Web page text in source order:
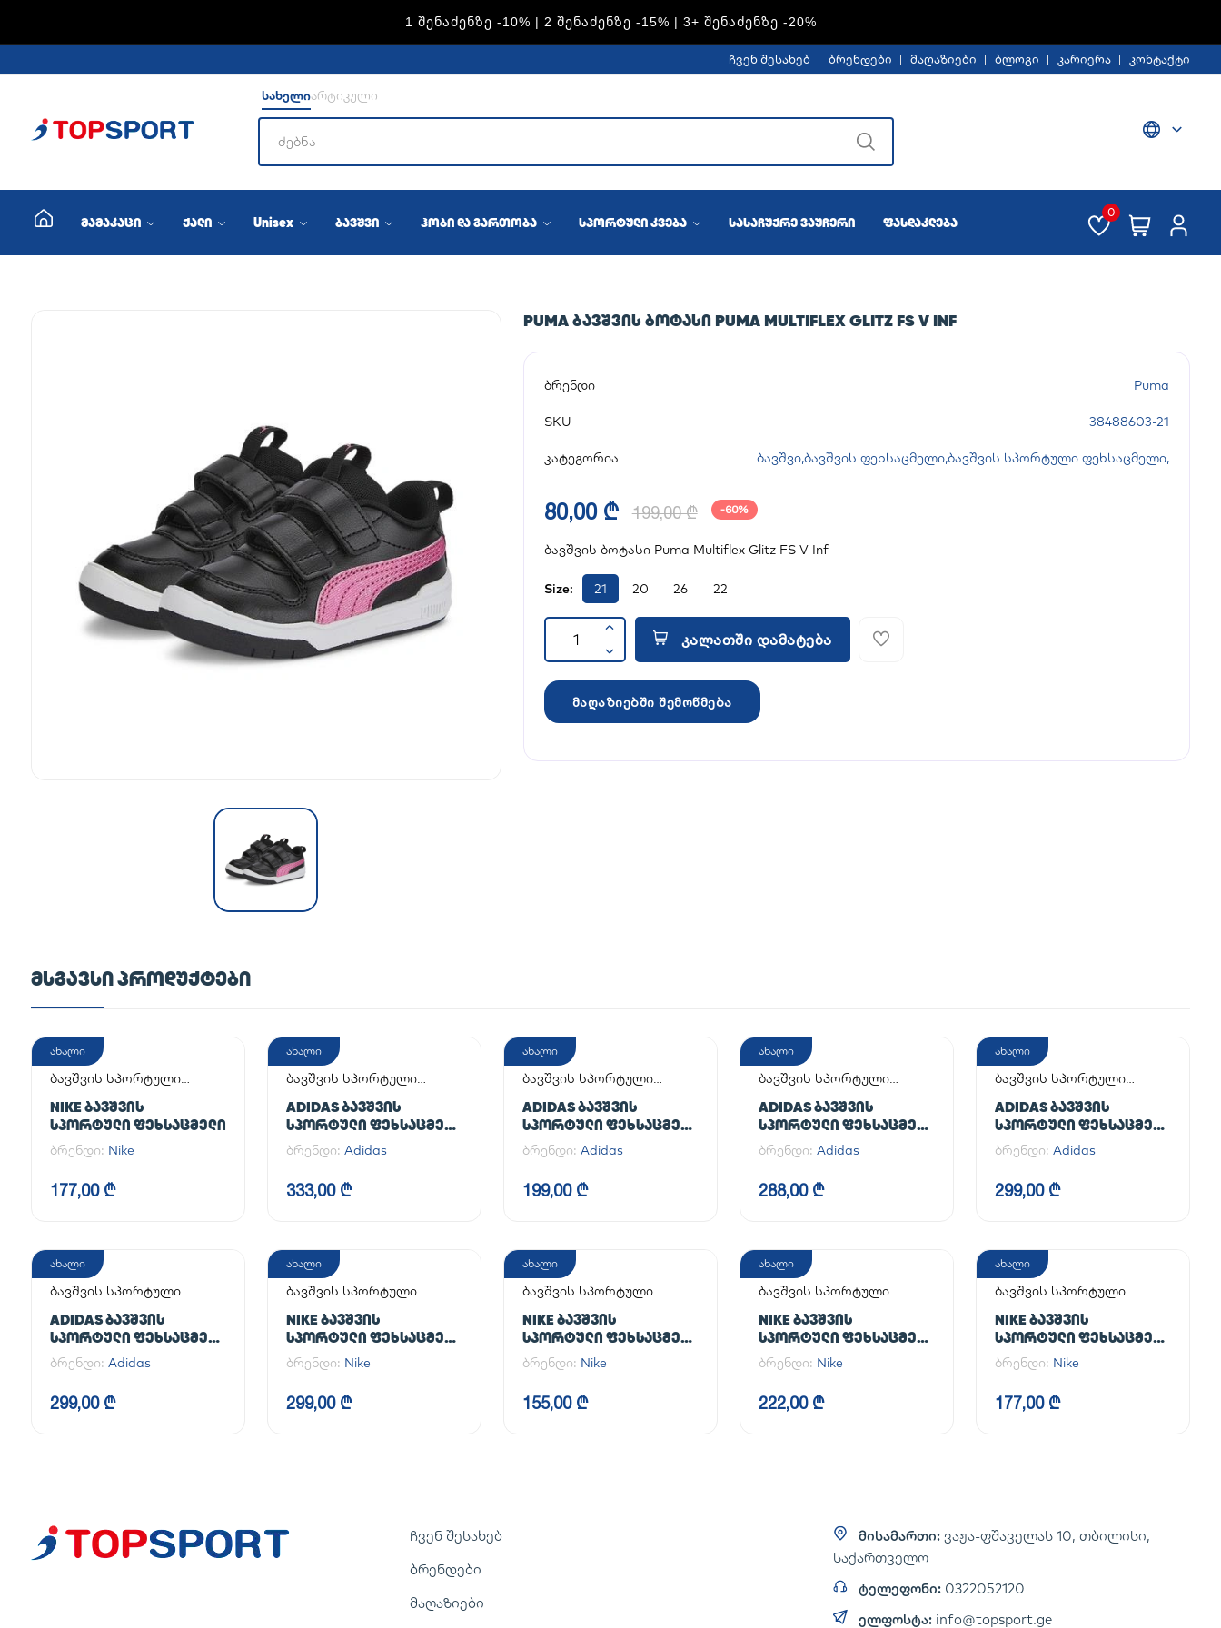
1 ᲨᲔᲜᲐᲫᲔᲜᲖᲔ -10% | 2 ᲨᲔᲜᲐᲫᲔᲜᲖᲔ -15% | 3+ ᲨᲔᲜᲐᲫᲔᲜᲖᲔ -20%
ჩვენ შესახებ ბრენდები მაღაზიები ბლოგი კარიერა კონტაქტი
სახელიარტიკული
მამაკაცი ქალი Unisex ბავშვი ჰობი და გართობა სპორტული კვება სასაჩუქრე ვაუჩერი ფასდაკლება
0
PUMA ᲑᲐᲕᲨᲕᲘᲡ ᲑᲝᲢᲐᲡᲘ PUMA MULTIFLEX GLITZ FS V INF
ბრენდი Puma
SKU 38488603-21
კატეგორია ბავშვი,ბავშვის ფეხსაცმელი,ბავშვის სპორტული ფეხსაცმელი,
80,00 ₾ 199,00 ₾ -60%
ბავშვის ბოტასი Puma Multiflex Glitz FS V Inf
Size: 21 20 26 22
კალათში დამატება
მაღაზიებში შემოწმება
ᲛᲡᲒᲐᲕᲡᲘ ᲞᲠᲝᲓᲣᲥᲢᲔᲑᲘ
ახალი
ბავშვის სპორტული
NIKE ᲑᲐᲕᲨᲕᲘᲡ
ᲡᲞᲝᲠᲢᲣᲚᲘ ᲤᲔᲮᲡᲐᲪᲛᲔᲚᲘ
ბრენდი: Nike
177,00 ₾
ახალი
ბავშვის სპორტული
ADIDAS ᲑᲐᲕᲨᲕᲘᲡ
ᲡᲞᲝᲠᲢᲣᲚᲘ ᲤᲔᲮᲡᲐᲪᲛᲔᲚᲘ
SUPERSTAR II J
ბრენდი: Adidas
333,00 ₾
ახალი
ბავშვის სპორტული
ADIDAS ᲑᲐᲕᲨᲕᲘᲡ
ᲡᲞᲝᲠᲢᲣᲚᲘ ᲤᲔᲮᲡᲐᲪᲛᲔᲚᲘ
SAMBA CRIB
ბრენდი: Adidas
199,00 ₾
ახალი
ბავშვის სპორტული
ADIDAS ᲑᲐᲕᲨᲕᲘᲡ
ᲡᲞᲝᲠᲢᲣᲚᲘ ᲤᲔᲮᲡᲐᲪᲛᲔᲚᲘ
HANDBALL SPEZIAL C
ბრენდი: Adidas
288,00 ₾
ახალი
ბავშვის სპორტული
ADIDAS ᲑᲐᲕᲨᲕᲘᲡ
ᲡᲞᲝᲠᲢᲣᲚᲘ ᲤᲔᲮᲡᲐᲪᲛᲔᲚᲘ
SUPERSTAR II CF C
ბრენდი: Adidas
299,00 ₾
ახალი
ბავშვის სპორტული
ADIDAS ᲑᲐᲕᲨᲕᲘᲡ
ᲡᲞᲝᲠᲢᲣᲚᲘ ᲤᲔᲮᲡᲐᲪᲛᲔᲚᲘ
SUPERSTAR II CF C
ბრენდი: Adidas
299,00 ₾
ახალი
ბავშვის სპორტული
NIKE ᲑᲐᲕᲨᲕᲘᲡ
ᲡᲞᲝᲠᲢᲣᲚᲘ ᲤᲔᲮᲡᲐᲪᲛᲔᲚᲘ
AIR FORCE 1 LE (GS)
ბრენდი: Nike
299,00 ₾
ახალი
ბავშვის სპორტული
NIKE ᲑᲐᲕᲨᲕᲘᲡ
ᲡᲞᲝᲠᲢᲣᲚᲘ ᲤᲔᲮᲡᲐᲪᲛᲔᲚᲘ
NIKE OMNI MULTI-COURT
(PS)
ბრენდი: Nike
155,00 ₾
ახალი
ბავშვის სპორტული
NIKE ᲑᲐᲕᲨᲕᲘᲡ
ᲡᲞᲝᲠᲢᲣᲚᲘ ᲤᲔᲮᲡᲐᲪᲛᲔᲚᲘ
COURT BOROUGH LOW
RECRAFT (GS)
ბრენდი: Nike
222,00 ₾
ახალი
ბავშვის სპორტული
NIKE ᲑᲐᲕᲨᲕᲘᲡ
ᲡᲞᲝᲠᲢᲣᲚᲘ ᲤᲔᲮᲡᲐᲪᲛᲔᲚᲘ
COURT BOROUGH LOW
RECRAFT (PS)
ბრენდი: Nike
177,00 ₾
ჩვენ შესახებ
ბრენდები
მაღაზიები
მისამართი: ვაჟა-ფშაველას 10, თბილისი,
საქართველო
ტელეფონი: 0322052120
ელფოსტა: info@topsport.ge